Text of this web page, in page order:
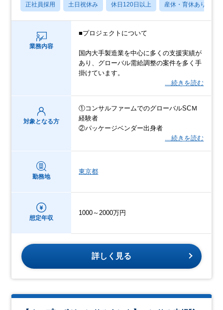
正社員採用 土日祝休み 休日120日以上 産休・育休あり
業務内容
■プロジェクトについて
国内大手製造業を中心に多くの支援実績が
あり、グローバル需給調整の案件を多く手
掛けています。
…続きを読む
対象となる方
①コンサルファームでのグローバルSCＭ
経験者
②パッケージベンダー出身者
…続きを読む
勤務地
東京都
想定年収
1000～2000万円
詳しく見る